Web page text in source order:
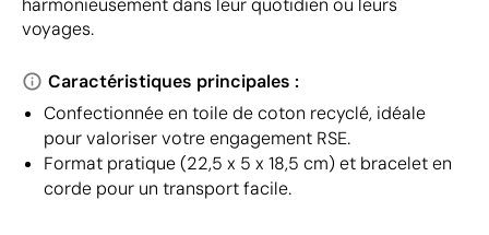
voyages.
Caractéristiques principales :
Confectionnée en toile de coton recyclé, idéale
pour valoriser votre engagement RSE.
Format pratique (22,5 x 5 x 18,5 cm) et bracelet en
corde pour un transport facile.